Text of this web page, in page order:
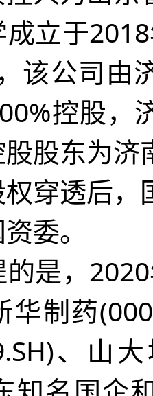
立于2018
该公司由
控股，
股东为济
穿透后，
委。
是，2020
制药
、山